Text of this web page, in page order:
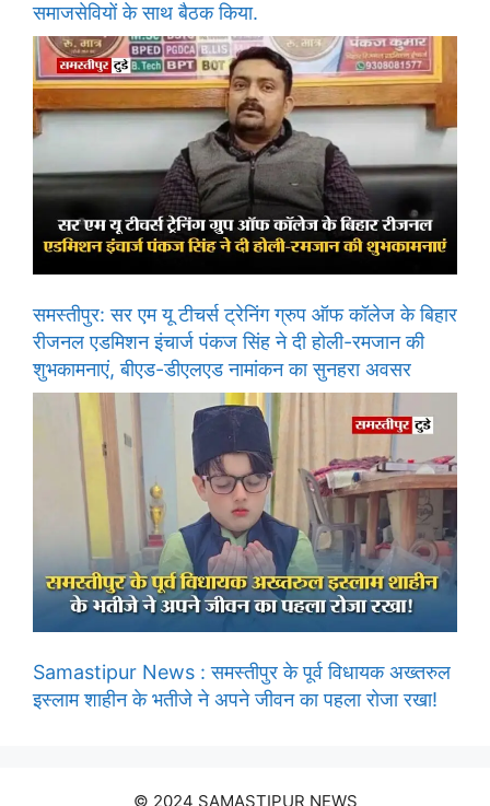
समाजसेवियों के साथ बैठक किया.
समस्तीपुर: सर एम यू टीचर्स ट्रेनिंग ग्रुप ऑफ कॉलेज के बिहार
रीजनल एडमिशन इंचार्ज पंकज सिंह ने दी होली-रमजान की
शुभकामनाएं, बीएड-डीएलएड नामांकन का सुनहरा अवसर
Samastipur News : समस्तीपुर के पूर्व विधायक अख्तरुल
इस्लाम शाहीन के भतीजे ने अपने जीवन का पहला रोजा रखा!
© 2024 SAMASTIPUR NEWS